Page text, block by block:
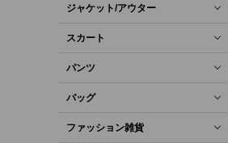
ジャケット/アウター
スカート
パンツ
バッグ
ファッション雑貨